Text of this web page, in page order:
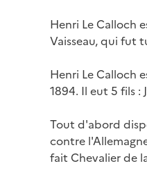
Henri Le Calloch
Vaisseau, qui fut
Henri Le Calloch
1894. Il eut 5 fils :
Tout d'abord
contre
fait Chevalier de